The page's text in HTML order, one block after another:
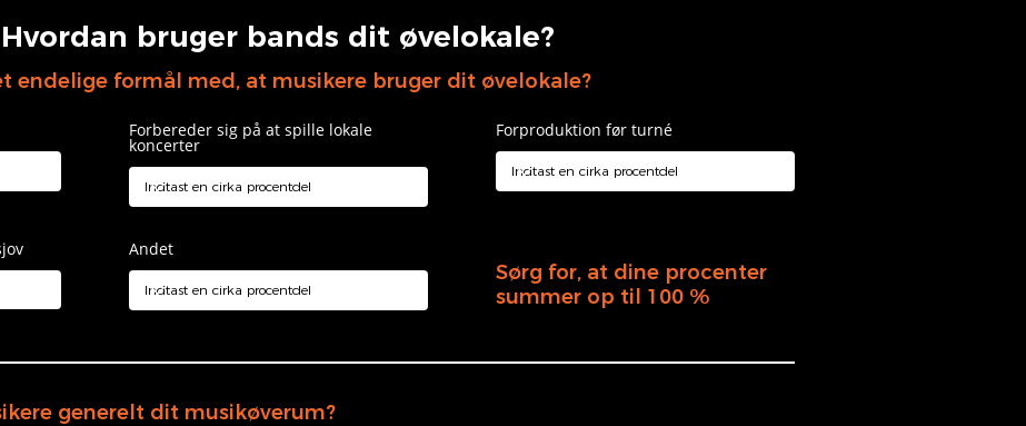
Hvordan bruger bands dit øvelokale?
endelige formål med, at musikere bruger dit øvelokale?
Forbereder sig på at spille lokale
koncerter
Andet
Forproduktion før turné
Sørg for, at dine procenter
summer op til 100 %
generelt dit musikøverum?